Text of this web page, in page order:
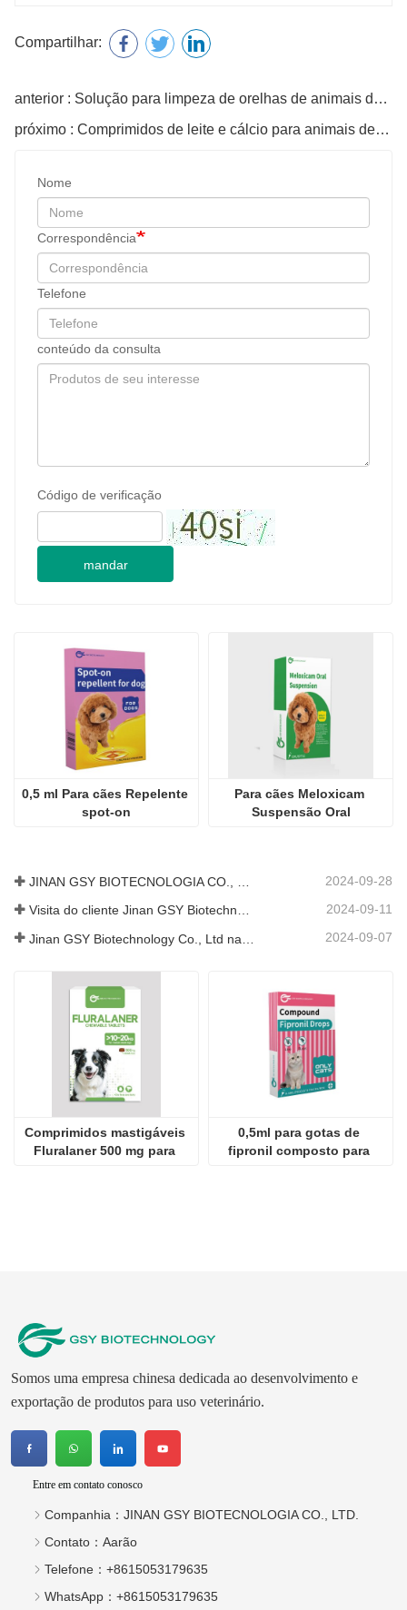
Compartilhar:
anterior : Solução para limpeza de orelhas de animais de estimação
próximo : Comprimidos de leite e cálcio para animais de estimação
Nome
Correspondência
Telefone
conteúdo da consulta
Código de verificação
mandar
0,5 ml Para cães Repelente
spot-on
Para cães Meloxicam
Suspensão Oral
2024-09-28
Visita do cliente Jinan GSY Biotechnology Co., Ltd 2024-09-11
2024-09-07
Comprimidos mastigáveis ​​
Fluralaner 500 mg para
0,5ml para gotas de
fipronil composto para
Somos uma empresa chinesa dedicada ao desenvolvimento e
exportação de produtos para uso veterinário.
Entre em contato conosco
Companhia： JINAN GSY BIOTECNOLOGIA CO., LTD.
Contato： Aarão
Telefone： +8615053179635
WhatsApp： +8615053179635